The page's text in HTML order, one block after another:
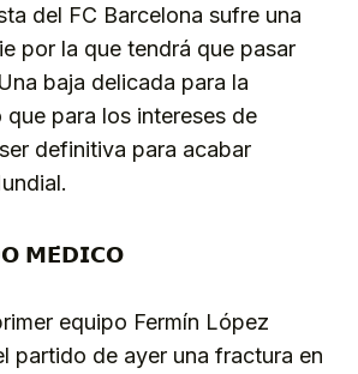
del FC Barcelona sufre una
por la que tendrá que pasar
baja delicada para la
para los intereses de
definitiva para acabar
𝗠𝗘́𝗗𝗜𝗖𝗢
equipo Fermín López
partido de ayer una fractura en